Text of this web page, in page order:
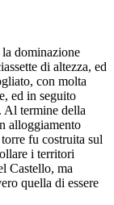
la dominazione
di altezza, ed
con molta
ed in seguito
Al termine della
alloggiamento
fu costruita sul
i territori
Castello, ma
quella di essere